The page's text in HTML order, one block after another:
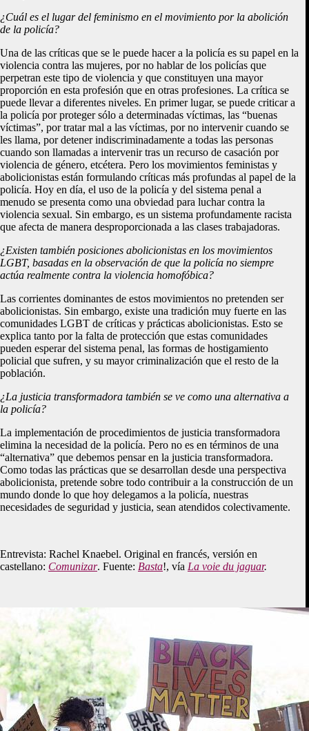
¿Cuál es el lugar del feminismo en el movimiento por la abolición
de la policía?
Una de las críticas que se le puede hacer a la policía es su papel en la
violencia contra las mujeres, por no hablar de los policías que
perpetran este tipo de violencia y que constituyen una mayor
proporción en esta profesión que en otras profesiones. La crítica se
puede llevar a diferentes niveles. En primer lugar, se puede criticar a
la policía por proteger sólo a determinadas víctimas, las “buenas
víctimas”, por tratar mal a las víctimas, por no intervenir cuando se
les llama, por detener indiscriminadamente a todas las personas
cuando son llamadas a intervenir tras un recurso de casación por
violencia de género, etcétera. Pero los movimientos feministas y
abolicionistas están formulando críticas más profundas al papel de la
policía. Hoy en día, el uso de la policía y del sistema penal a
menudo se presenta como una obviedad para luchar contra la
violencia sexual. Sin embargo, es un sistema profundamente racista
que afecta de manera desproporcionada a las clases trabajadoras.
¿Existen también posiciones abolicionistas en los movimientos
LGBT, basadas en la observación de que la policía no siempre
actúa realmente contra la violencia homofóbica?
Las corrientes dominantes de estos movimientos no pretenden ser
abolicionistas. Sin embargo, existe una tradición muy fuerte en las
comunidades LGBT de críticas y prácticas abolicionistas. Esto se
explica tanto por la falta de protección que estas comunidades
pueden esperar del sistema penal, las formas de hostigamiento
policial que sufren, y su mayor criminalización que el resto de la
población.
¿La justicia transformadora también se ve como una alternativa a
la policía?
La implementación de procedimientos de justicia transformadora
elimina la necesidad de la policía. Pero no es en términos de una
“alternativa” que debemos pensar en la justicia transformadora.
Como todas las prácticas que se desarrollan desde una perspectiva
abolicionista, pretende sobre todo contribuir a la construcción de un
mundo donde lo que hoy delegamos a la policía, nuestras
necesidades de seguridad y justicia, sean atendidos colectivamente.
Entrevista: Rachel Knaebel. Original en francés, versión en
castellano: Comunizar. Fuente: Basta!, vía La voie du jaguar.